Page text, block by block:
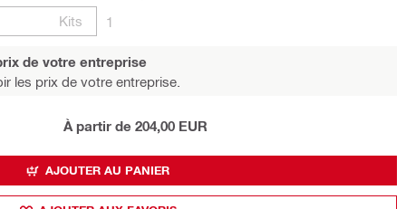
Kits
1
de votre entreprise
les prix de votre entreprise.
À partir de 204,00 EUR
AJOUTER AU PANIER